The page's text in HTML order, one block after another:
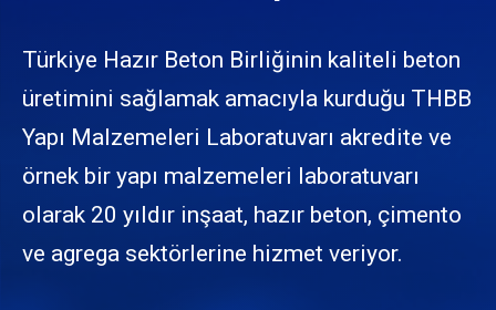
Türkiye Hazır Beton Birliğinin kaliteli beton
üretimini sağlamak amacıyla kurduğu THBB
Yapı Malzemeleri Laboratuvarı akredite ve
örnek bir yapı malzemeleri laboratuvarı
olarak 20 yıldır inşaat, hazır beton, çimento
ve agrega sektörlerine hizmet veriyor.